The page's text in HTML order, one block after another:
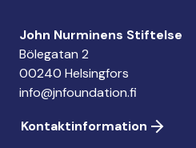
John Nurminens Stiftelse
Bölegatan 2
00240 Helsingfors
info@jnfoundation.fi
Kontaktinformation